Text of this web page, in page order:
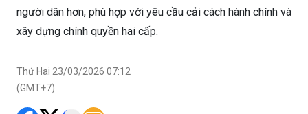
người dân hơn, phù hợp với yêu cầu cải cách hành chính và
xây dựng chính quyền hai cấp.
Thứ Hai 23/03/2026 07:12
(GMT+7)